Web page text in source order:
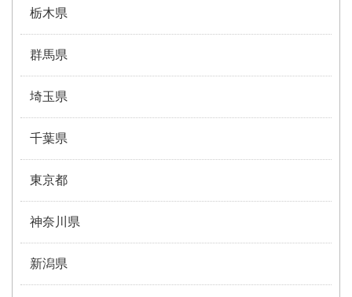
栃木県
群馬県
埼玉県
千葉県
東京都
神奈川県
新潟県